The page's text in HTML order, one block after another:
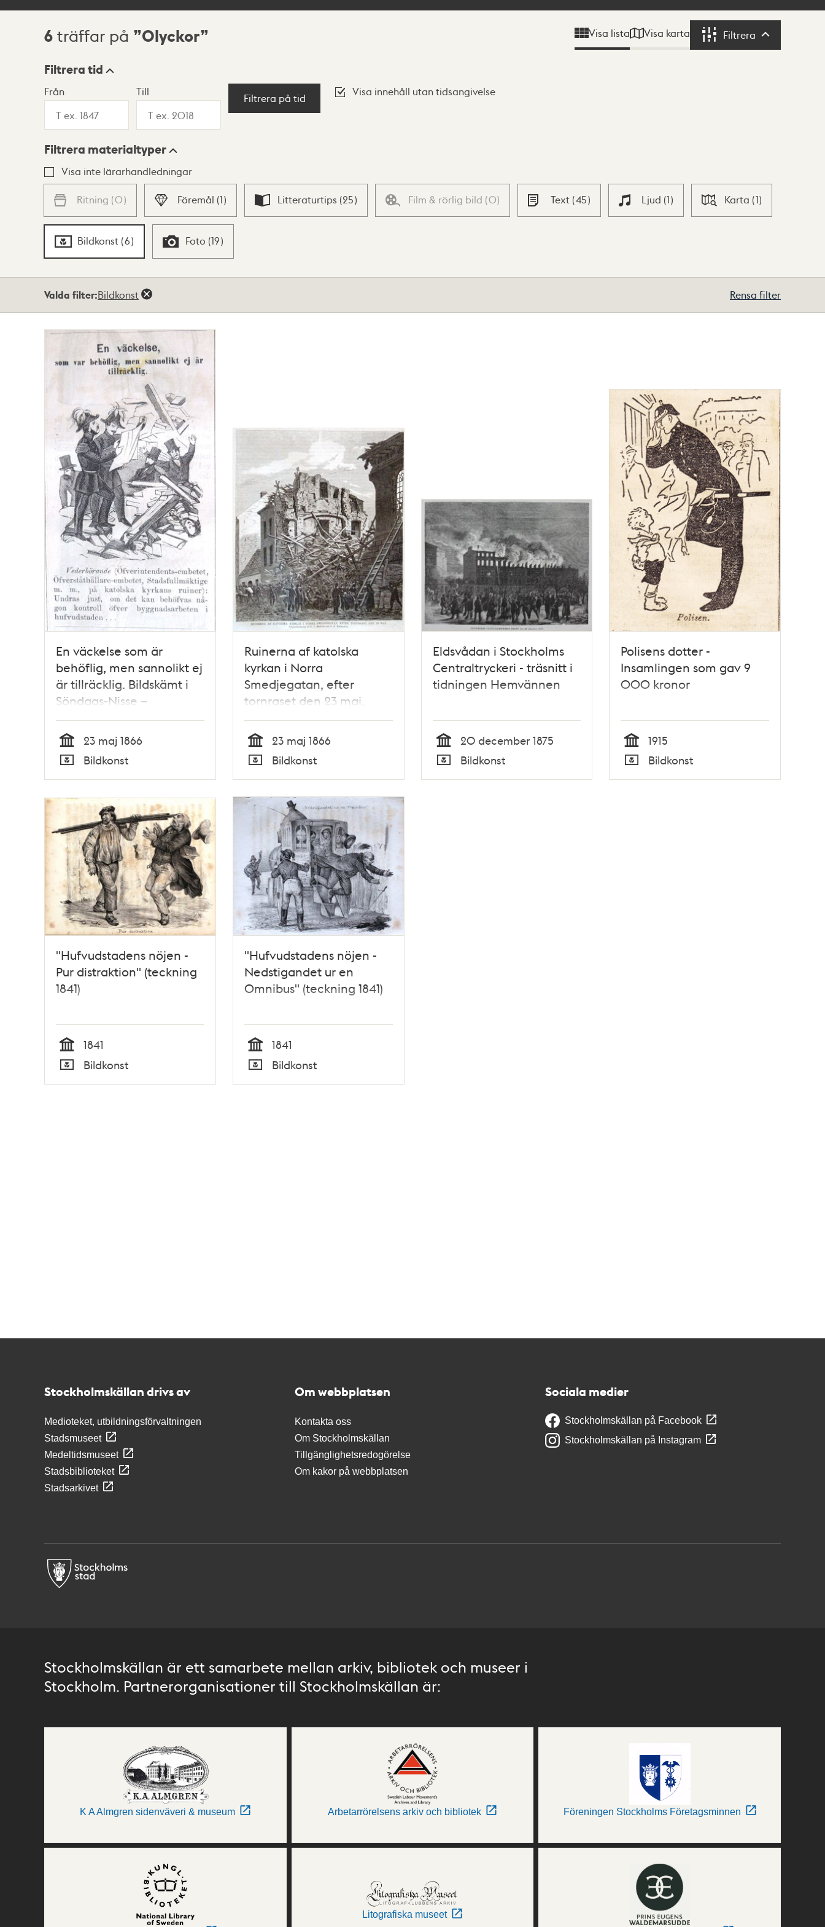
Sökresultat
6 träffar på Olyckor Visa lista Visa karta Filtrera Filtrera
Visningsläge
Lista Karta
Filtrera tid
Från Till
Filtrera på tid
Visa innehåll utan tidsangivelse
Filtrera materialtyper
Visa inte lärarhandledningar
Ritning (0) Föremål (1) Litteraturtips (25) Film & rörlig bild (0) Text (45) Ljud (1) Karta (1)
Bildkonst (6) Foto (19)
Valda filter:Bildkonst Rensa filter
En väckelse som är
behöflig, men sannolikt ej
är tillräcklig. Bildskämt i
Söndags-Nisse –
Illustreradt Veckoblad för
Skämt, Humor och Satir,
nr 22, den 3 juni 1866
Tid
23 maj 1866
Typ
Bildkonst
Ruinerna af katolska
kyrkan i Norra
Smedjegatan, efter
tornraset den 23 maj.
Litografi i Ny Illustrerad
Tidning, nr 22 den 2 juni
1866
Tid
23 maj 1866
Typ
Bildkonst
Eldsvådan i Stockholms
Centraltryckeri - träsnitt i
tidningen Hemvännen
Tid
20 december 1875
Typ
Bildkonst
Polisens dotter -
Insamlingen som gav 9
000 kronor
Tid
1915
Typ
Bildkonst
"Hufvudstadens nöjen -
Pur distraktion" (teckning
1841)
Tid
1841
Typ
Bildkonst
"Hufvudstadens nöjen -
Nedstigandet ur en
Omnibus" (teckning 1841)
Tid
1841
Typ
Bildkonst
Stockholmskällan drivs av
Medioteket, utbildningsförvaltningen
Stadsmuseet
Medeltidsmuseet
Stadsbiblioteket
Stadsarkivet
Om webbplatsen
Kontakta oss
Om Stockholmskällan
Tillgänglighetsredogörelse
Om kakor på webbplatsen
Sociala medier
Stockholmskällan på Facebook
Stockholmskällan på Instagram
Stockholmskällan är ett samarbete mellan arkiv, bibliotek och museer i
Stockholm. Partnerorganisationer till Stockholmskällan är:
K A Almgren sidenväveri & museum Arbetarrörelsens arkiv och bibliotek Föreningen Stockholms Företagsminnen
Litografiska museet